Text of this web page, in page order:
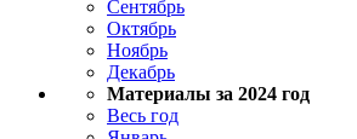
Сентябрь
Октябрь
Ноябрь
Декабрь
Материалы за 2024 год
Весь год